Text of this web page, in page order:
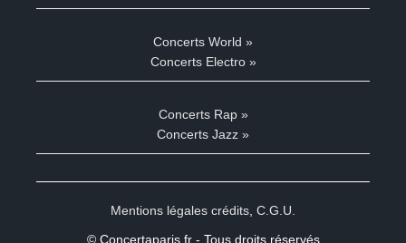
Concerts World »
Concerts Electro »
Concerts Rap »
Concerts Jazz »
Mentions légales crédits C.G.U.
© Concertaparis.fr - Tous droits réservés